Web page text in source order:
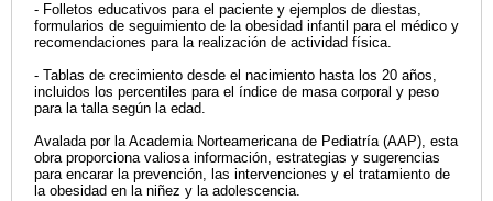
- Folletos educativos para el paciente y ejemplos de diestas,
formularios de seguimiento de la obesidad infantil para el médico y
recomendaciones para la realización de actividad física.
- Tablas de crecimiento desde el nacimiento hasta los 20 años,
incluidos los percentiles para el índice de masa corporal y peso
para la talla según la edad.
Avalada por la Academia Norteamericana de Pediatría (AAP), esta
obra proporciona valiosa información, estrategias y sugerencias
para encarar la prevención, las intervenciones y el tratamiento de
la obesidad en la niñez y la adolescencia.